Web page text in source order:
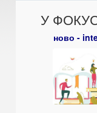
У
ново -